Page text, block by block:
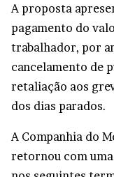
A proposta
pagamento do
trabalhador, por
cancelamento de
retaliação aos
dos dias parados.
A Companhia do
retornou com